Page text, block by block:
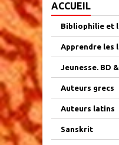
ACCUEIL
Bibliophilie et
Apprendre les
Jeunesse. BD
Auteurs grecs
Auteurs latins
Sanskrit